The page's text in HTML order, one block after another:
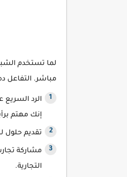
لما تستخدم
مباشر. التفاعل
الرد
إنك مهتم
تقديم حلول
مشاركة
التجارية.